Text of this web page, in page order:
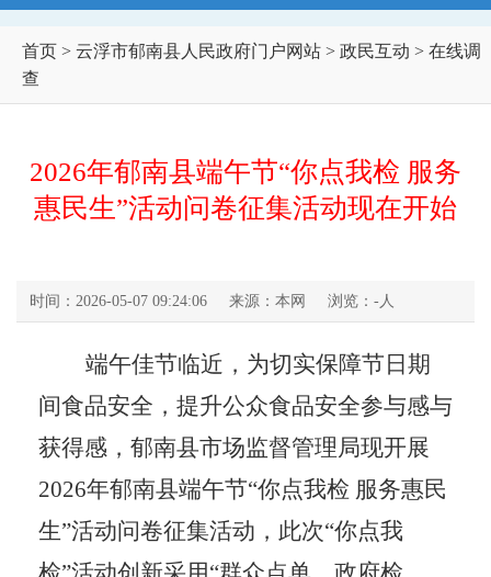
首页 > 云浮市郁南县人民政府门户网站 > 政民互动 > 在线调
查
2026年郁南县端午节“你点我检 服务
惠民生”活动问卷征集活动现在开始
时间：2026-05-07 09:24:06 来源：本网 浏览： - 人
端午佳节临近，为切实保障节日期
间食品安全，提升公众食品安全参与感与
获得感， 郁南县市场监督管理局现开展
2026年郁南县端午节“你点我检 服务惠民
生”活动问卷征集活动， 此次“你点我